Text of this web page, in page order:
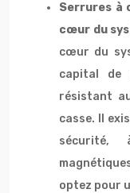
Serrures à
cœur du
cœur du
capital de
résistant
casse. Il
sécurité,
optez pour